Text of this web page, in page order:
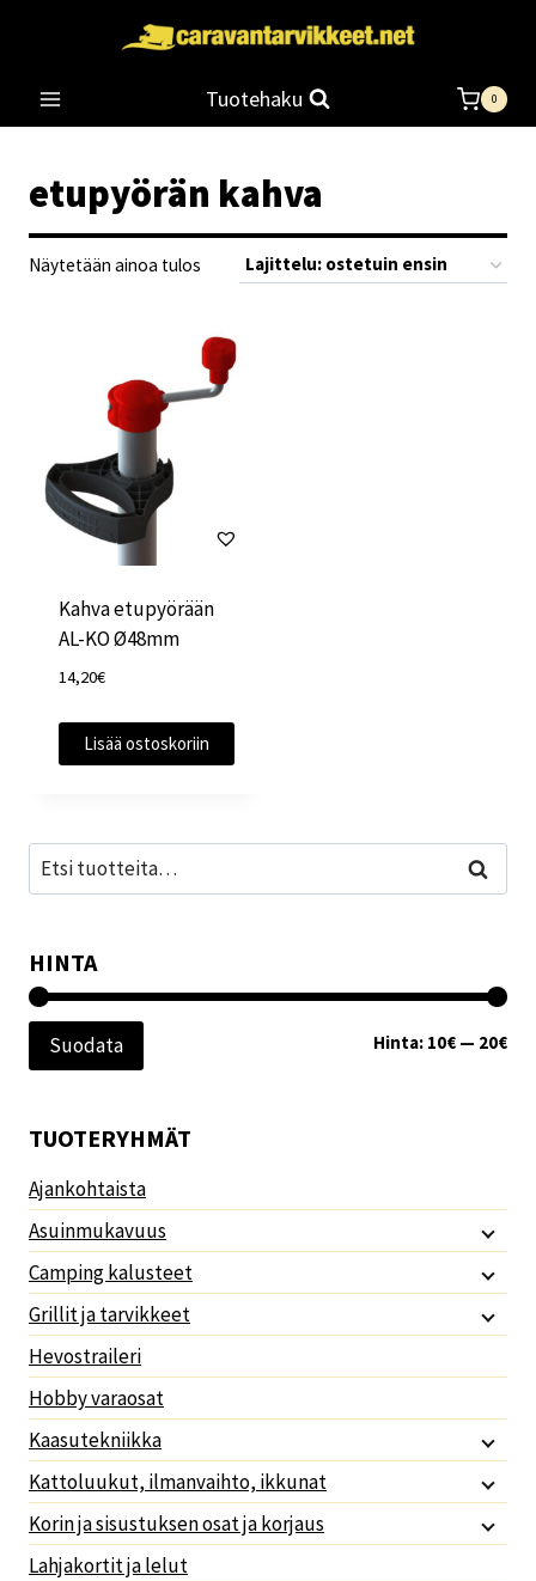
Tuotehaku 0
etupyörän kahva
Näytetään ainoa tulos
Kahva etupyörään
AL-KO Ø48mm
14,20€
Lisää ostoskoriin
Etsi: Haku
HINTA
Suodata Hinta: 10€ — 20€
TUOTERYHMÄT
Ajankohtaista
Asuinmukavuus
Camping kalusteet
Grillit ja tarvikkeet
Hevostraileri
Hobby varaosat
Kaasutekniikka
Kattoluukut, ilmanvaihto, ikkunat
Korin ja sisustuksen osat ja korjaus
Lahjakortit ja lelut